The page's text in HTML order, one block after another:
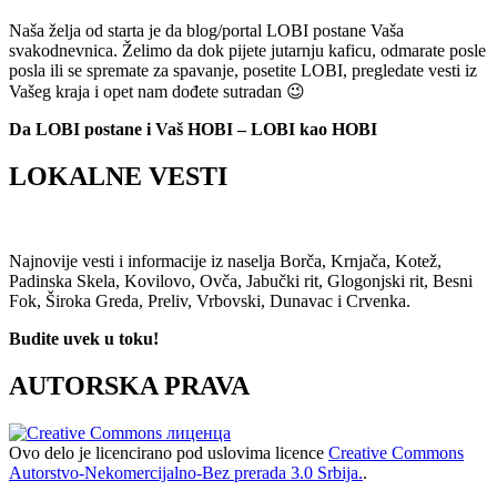
Naša želja od starta je da blog/portal LOBI postane Vaša
svakodnevnica. Želimo da dok pijete jutarnju kaficu, odmarate posle
posla ili se spremate za spavanje, posetite LOBI, pregledate vesti iz
Vašeg kraja i opet nam dođete sutradan 😉
Da LOBI postane i Vaš HOBI – LOBI kao HOBI
LOKALNE VESTI
Najnovije vesti i informacije iz naselja Borča, Krnjača, Kotež,
Padinska Skela, Kovilovo, Ovča, Jabučki rit, Glogonjski rit, Besni
Fok, Široka Greda, Preliv, Vrbovski, Dunavac i Crvenka.
Budite uvek u toku!
AUTORSKA PRAVA
Ovo delo je licencirano pod uslovima licence Creative Commons
Autorstvo-Nekomercijalno-Bez prerada 3.0 Srbija..